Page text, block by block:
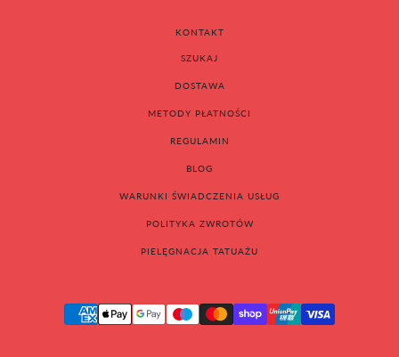
KONTAKT
SZUKAJ
DOSTAWA
METODY PŁATNOŚCI
REGULAMIN
BLOG
WARUNKI ŚWIADCZENIA USŁUG
POLITYKA ZWROTÓW
PIELĘGNACJA TATUAŻU